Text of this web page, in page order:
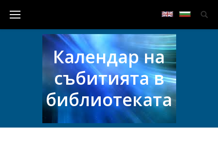
Календар на
събитията в
библиотеката